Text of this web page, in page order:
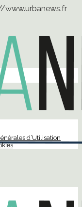
www.urbanews.fr
d’Utilisation